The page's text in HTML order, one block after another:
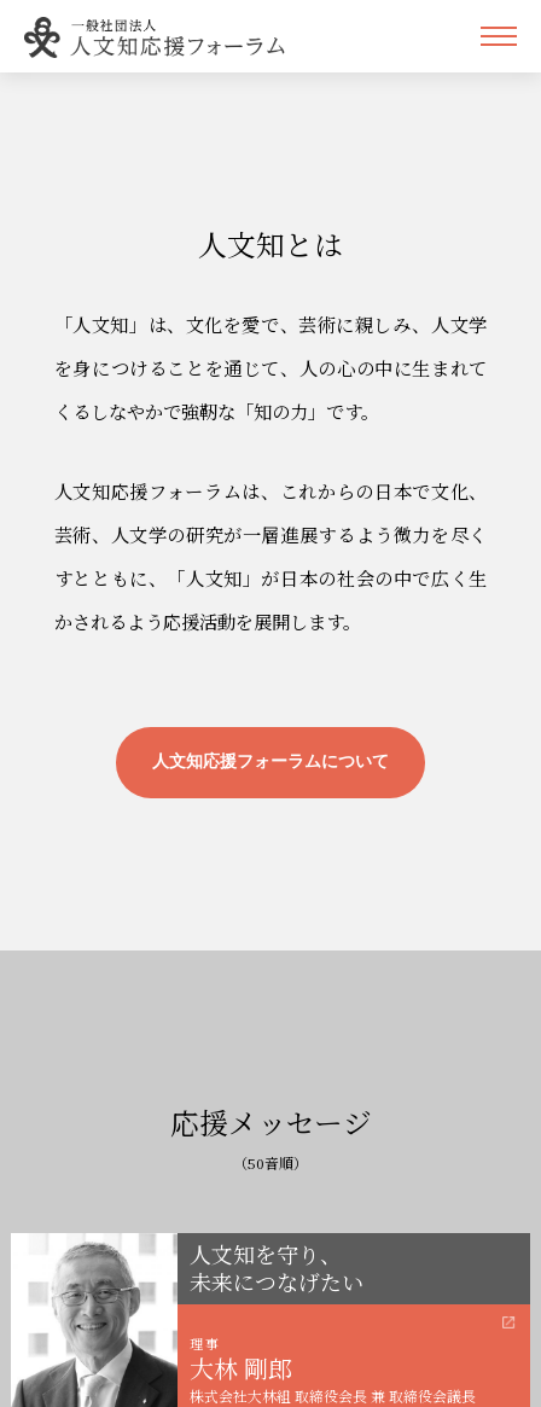
人文知とは
「人文知」は、文化を愛で、芸術に親しみ、人文学
を身につけることを通じて、
人の心の中に生まれて
くるしなやかで強靭な「知の力」です。
人文知応援フォーラムは、これからの日本で文化、
芸術、人文学の研究が一層進展するよう微力を尽く
すとともに、
「人文知」が日本の社会の中で広く生
かされるよう応援活動を展開します。
人文知応援フォーラムについて
応援メッセージ
（50音順）
人文知を守り、
未来につなげたい
理事
大林 剛郎
株式会社大林組 取締役会長 兼 取締役会議長